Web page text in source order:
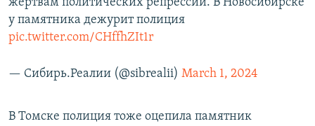
у памятника дежурит полиция
pic.twitter.com/CHffhZIt1r
— Сибирь.Реалии (@sibrealii) March 1, 2024
В Томске полиция тоже оцепила памятник